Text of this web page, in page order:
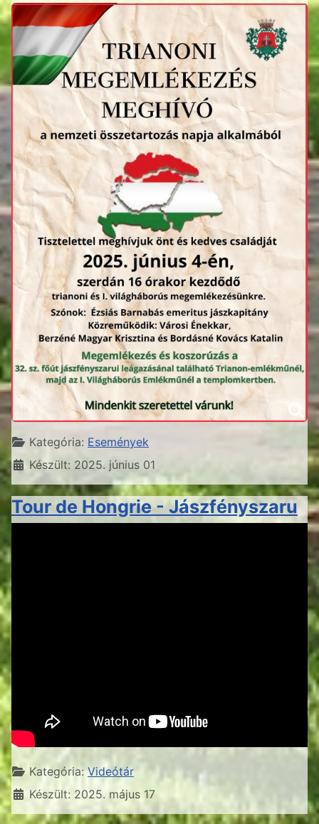
Részletek
Kategória: Események
Készült: 2025. június 01
Tour de Hongrie - Jászfényszaru
Részletek
Kategória:Videótár
Készült: 2025. május 17